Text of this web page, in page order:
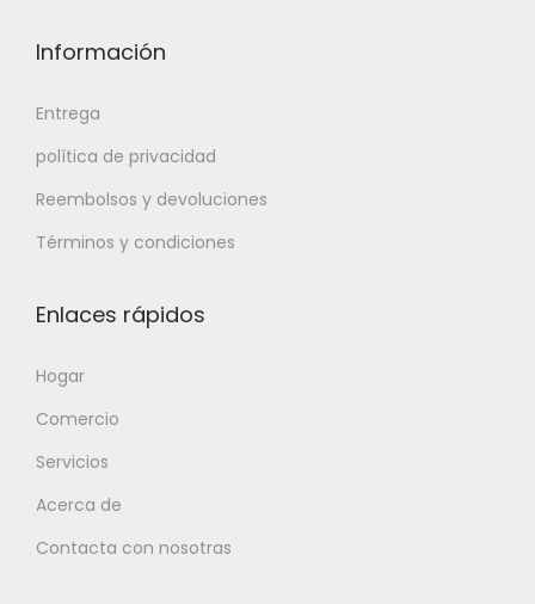
Información
Entrega
política de privacidad
Reembolsos y devoluciones
Términos y condiciones
Enlaces rápidos
Hogar
Comercio
Servicios
Acerca de
Contacta con nosotras